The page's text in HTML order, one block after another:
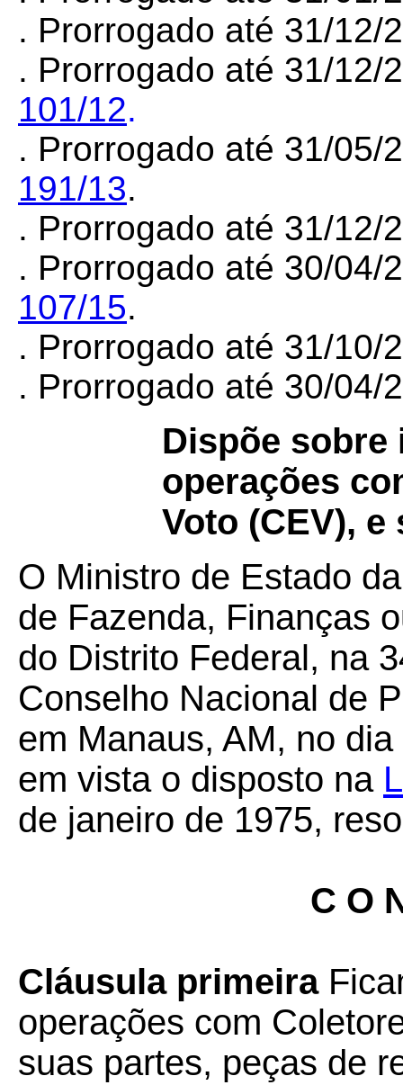
. Prorrogado até 31/
. Prorrogado até 31/12/
101/12.
. Prorrogado até 31/05/
191/13.
. Prorrogado até 31/
. Prorrogado até 30/04/
107/15.
. Prorrogado até 31/
. Prorrogado até 30/
Dispõe sobre
operações
Voto (CEV),
O Ministro de Estado
de Fazenda, Finanças
do Distrito Federal, na
Conselho Nacional de
em Manaus, AM, no
em vista o disposto na
de janeiro de 1975,
C O
Cláusula primeira
operações com
suas partes, peças de